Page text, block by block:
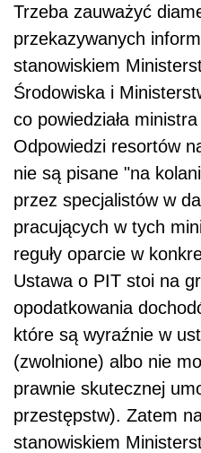
Trzeba zauważyć
przekazywanych
stanowiskiem
Środowiska i
co powiedziała
Odpowiedzi resortów
nie są pisane "na
przez specjalistów w
pracujących w tych
reguły oparcie w
Ustawa o PIT stoi na
opodatkowania
które są wyraźnie w
(zwolnione) albo nie
prawnie skutecznej
przestępstw). Zatem
stanowiskiem